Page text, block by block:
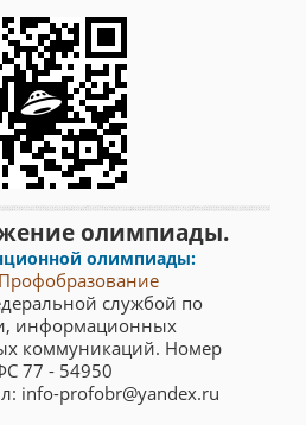
олимпиады.
олимпиады:
службой по
информационных
коммуникаций. Номер
77 - 54950
info-profobr@yandex.ru